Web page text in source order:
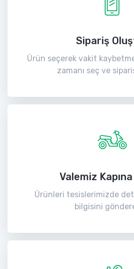
Sipariş
Ürün seçerek vakit
zamanı seç ve
Valemiz
Ürünleri tesislerimizde
bilgisini